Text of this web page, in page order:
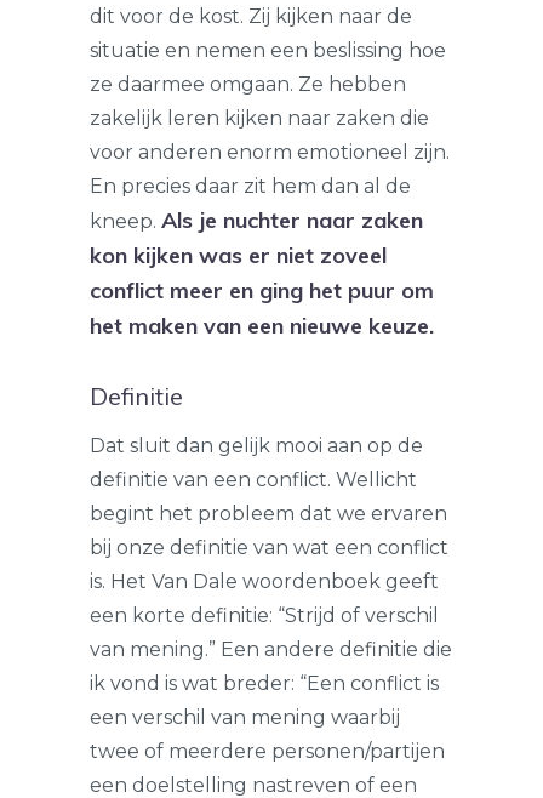
dit voor de kost. Zij kijken naar de
situatie en nemen een beslissing hoe
ze daarmee omgaan. Ze hebben
zakelijk leren kijken naar zaken die
voor anderen enorm emotioneel zijn.
En precies daar zit hem dan al de
kneep. Als je nuchter naar zaken
kon kijken was er niet zoveel
conflict meer en ging het puur om
het maken van een nieuwe keuze.
Definitie
Dat sluit dan gelijk mooi aan op de
definitie van een conflict. Wellicht
begint het probleem dat we ervaren
bij onze definitie van wat een conflict
is. Het Van Dale woordenboek geeft
een korte definitie: “Strijd of verschil
van mening.” Een andere definitie die
ik vond is wat breder: “Een conflict is
een verschil van mening waarbij
twee of meerdere personen/partijen
een doelstelling nastreven of een